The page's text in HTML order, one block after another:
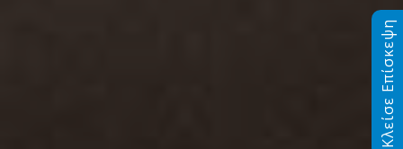
Κλείσε Επίσκεψη